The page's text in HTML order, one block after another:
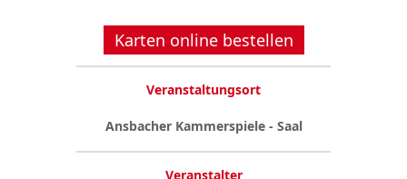
Karten online bestellen
Veranstaltungsort
Ansbacher Kammerspiele - Saal
Veranstalter